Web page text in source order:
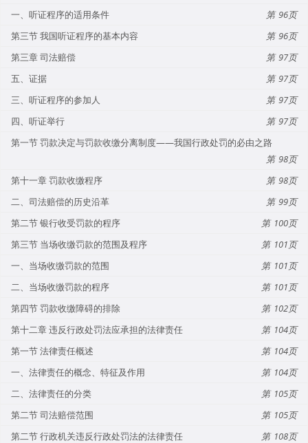
一、听证程序的适用条件
96
第三节 我国听证程序的基本内容
96
第三章 司法赔偿
97
五、证据
97
三、听证程序的参加人
97
四、听证举行
97
第一节 罚款决定与罚款收缴分离制度——我国行政处罚的必由之路
98
第十一章 罚款收缴程序
98
二、司法赔偿的历史沿革
99
第二节 银行收受罚款的程序
100
第三节 当场收缴罚款的范围及程序
101
一、当场收缴罚款的范围
101
二、当场收缴罚款的程序
101
第四节 罚款收缴障碍的排除
102
第十二章 违反行政处罚法应承担的法律责任
104
第一节 法律责任概述
104
一、法律责任的概念、特征及作用
104
二、法律责任的分类
105
第二节 司法赔偿范围
105
第二节 行政机关违反行政处罚法的法律责任
108